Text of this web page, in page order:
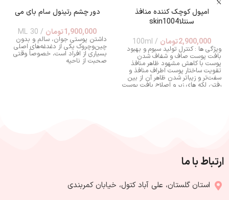
امپول کوچک کننده منافذ
سنتلاskin1004
2,900,000تومان 100ml
ویژگی ها : کنترل تولید سبوم و بهبود
بافت پوست صاف و شفاف شدن
پوست با کاهش مشهود ظاهر منافذ
تقویت ساختار پوست اطراف منافذ و
سفت‌تر و زیباتر شدن ظاهر آن از بین
رفتن لکه های زبر و اصلاح بافت پوست
قرمزی و کاهش تحریک به دلیل وجود
سنتلا در ترکیبات سرم مناسب پوست
های چرب، مستعد آکنه و حساس
بزرگ حجم : 100 میلی لیتر
دور چشم رتینول سام بای می
1,900,000تومان 30 ML
داشتن پوستی جوان، سالم و بدون
چین‌وچروک یکی از دغدغه‌های اصلی
بسیاری از افراد است، خصوصاً وقتی
صحبت از ناحیه
ارتباط با ما
استان گلستان، علی آباد کتول، خیابان کمربندی